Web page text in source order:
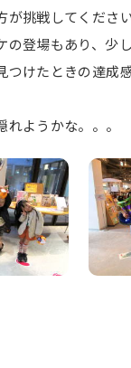
が挑戦してくださ
の登場もあり、少
つけたときの達成
ようかな。。。